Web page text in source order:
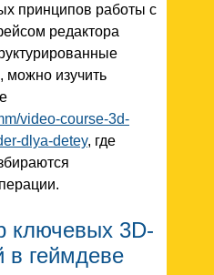
принципов работы с
редактора
изучить
video-course-3d-
dlya-detey, где
ключевых 3D-
в геймдеве